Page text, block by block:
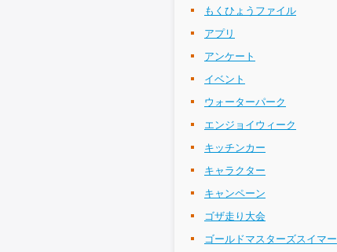
もくひょうファイル
アプリ
アンケート
イベント
ウォーターパーク
エンジョイウィーク
キッチンカー
キャラクター
キャンペーン
ゴザ走り大会
ゴールドマスターズスイマー